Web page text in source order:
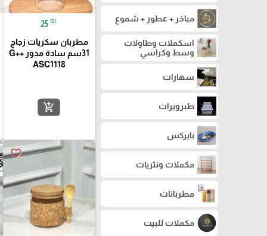
مباخر + عطور + شموع
اسكملات وطاولات
وسط وكراسي
سهارات
طبرويرات
بايركس
مكملات ونثريات
مطربانات
مكملات للبيت
25 ₪
مطربان سكريات زجاج
31سم سادة مدور G++
ASC1118
add_shopping_cart
favorite_border